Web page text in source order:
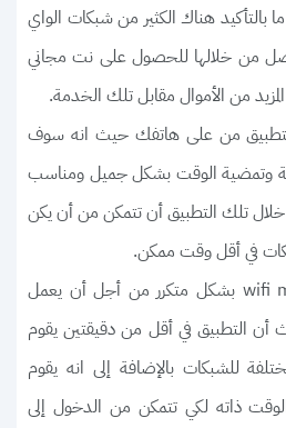
هناك الكثير من شبكات الواي
من خلالها للحصول على نت مجاني
من الأموال مقابل تلك الخدمة.
من على هاتفك حيث انه سوف
وتمضية الوقت بشكل جميل ومناسب
تلك التطبيق أن تتمكن من أن يكن
في أقل وقت ممكن.
يتم تطوير تطبيق wifi map بشكل متكرر من أجل أن يعمل
التطبيق في أقل من دقيقتين يقوم
للشبكات بالإضافة إلى انه يقوم
الوقت ذاته لكي تتمكن من الدخول إلى